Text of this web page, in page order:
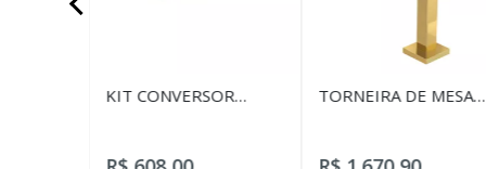
KIT CONVERSOR
TORNEIRA DE MESA
GOLD